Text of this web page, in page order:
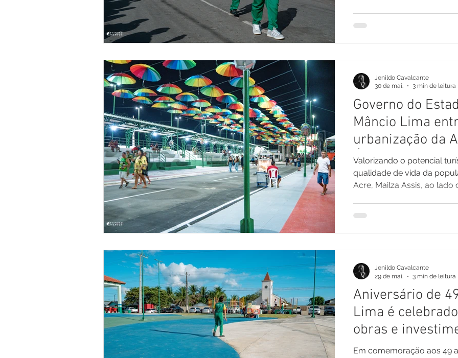
em um momento de
conquistas e do
municipal, seguido pelo
Governo do
Mâncio Lima
urbanização da
Águas e
cultura local
Valorizando o potencial
qualidade de vida da
Acre, Mailza Assis, ao lado
infraestrutura urbana e
município. Executada
Jenildo Cavalcante
30 de mai.
3 min de leitura
Aniversário de
Lima é
obras e
fortalecem o
Em comemoração aos 49
Jenildo Cavalcante
29 de mai.
3 min de leitura